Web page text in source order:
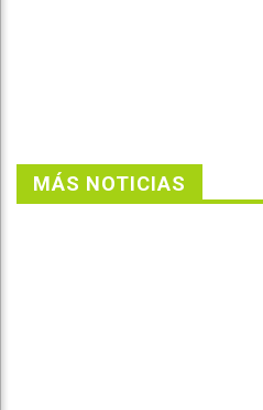
MÁS NOTICIAS